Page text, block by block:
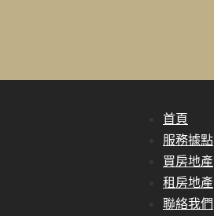
首頁
服務據點
買房地產
租房地產
聯絡我們